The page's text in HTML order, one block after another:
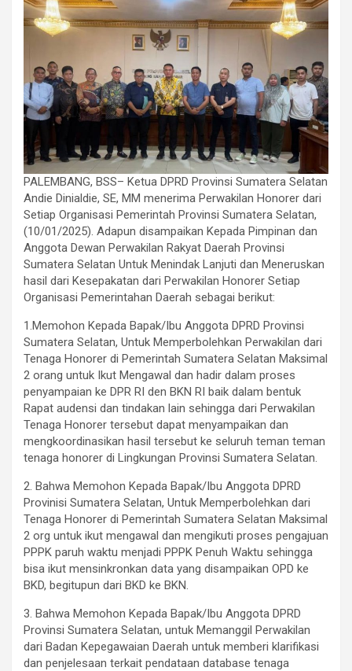
PALEMBANG, BSS– Ketua DPRD Provinsi Sumatera Selatan
Andie Dinialdie, SE, MM menerima Perwakilan Honorer dari
Setiap Organisasi Pemerintah Provinsi Sumatera Selatan,
(10/01/2025). Adapun disampaikan Kepada Pimpinan dan
Anggota Dewan Perwakilan Rakyat Daerah Provinsi
Sumatera Selatan Untuk Menindak Lanjuti dan Meneruskan
hasil dari Kesepakatan dari Perwakilan Honorer Setiap
Organisasi Pemerintahan Daerah sebagai berikut:
1.Memohon Kepada Bapak/Ibu Anggota DPRD Provinsi
Sumatera Selatan, Untuk Memperbolehkan Perwakilan dari
Tenaga Honorer di Pemerintah Sumatera Selatan Maksimal
2 orang untuk Ikut Mengawal dan hadir dalam proses
penyampaian ke DPR RI den BKN RI baik dalam bentuk
Rapat audensi dan tindakan lain sehingga dari Perwakilan
Tenaga Honorer tersebut dapat menyampaikan dan
mengkoordinasikan hasil tersebut ke seluruh teman teman
tenaga honorer di Lingkungan Provinsi Sumatera Selatan.
2. Bahwa Memohon Kepada Bapak/Ibu Anggota DPRD
Provinisi Sumatera Selatan, Untuk Memperbolehkan dari
Tenaga Honorer di Pemerintah Sumatera Selatan Maksimal
2 org untuk ikut mengawal dan mengikuti proses pengajuan
PPPK paruh waktu menjadi PPPK Penuh Waktu sehingga
bisa ikut mensinkronkan data yang disampaikan OPD ke
BKD, begitupun dari BKD ke BKN.
3. Bahwa Memohon Kepada Bapak/Ibu Anggota DPRD
Provinsi Sumatera Selatan, untuk Memanggil Perwakilan
dari Badan Kepegawaian Daerah untuk memberi klarifikasi
dan penjelesaan terkait pendataan database tenaga